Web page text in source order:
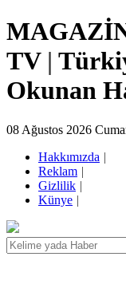
TV |
Okunan
08 Ağustos 2026
Hakkımızda |
Reklam |
Gizlilik |
Künye |